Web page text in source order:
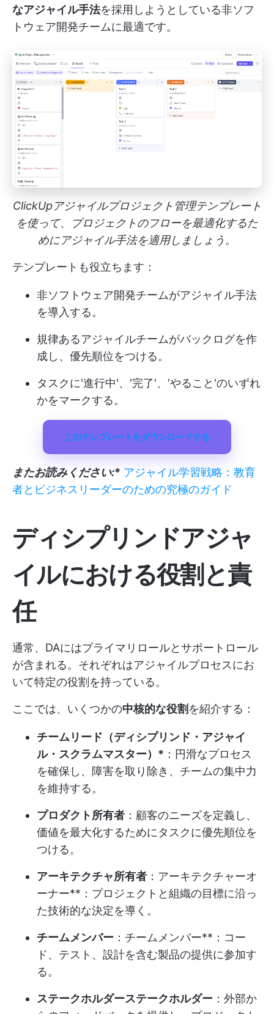
なアジャイル手法を採用しようとしている非ソフ
トウェア開発チームに最適です。
ClickUpアジャイルプロジェクト管理テンプレート
を使って、プロジェクトのフローを最適化するた
めにアジャイル手法を適用しましょう。
テンプレートも役立ちます：
非ソフトウェア開発チームがアジャイル手法
を導入する。
規律あるアジャイルチームがバックログを作
成し、優先順位をつける。
タスクに'進行中'、'完了'、'やること'のいずれ
かをマークする。
このテンプレートをダウンロードする
またお読みください:* アジャイル学習戦略：教育
者とビジネスリーダーのための究極のガイド
ディシプリンドアジャ
イルにおける役割と責
任
通常、DAにはプライマリロールとサポートロール
が含まれる。それぞれはアジャイルプロセスにお
いて特定の役割を持っている。
ここでは、いくつかの中核的な役割 を紹介する：
チームリード（ディシプリンド・アジャイ
ル・スクラムマスター）* ：円滑なプロセス
を確保し、障害を取り除き、チームの集中力
を維持する。
プロダクト所有者 ：顧客のニーズを定義し、
価値を最大化するためにタスクに優先順位を
つける。
アーキテクチャ所有者 ：アーキテクチャーオ
ーナー**：プロジェクトと組織の目標に沿っ
た技術的な決定を導く。
チームメンバー ：チームメンバー**：コー
ド、テスト、設計を含む製品の提供に参加す
る。
ステークホルダーステークホルダー ：外部か